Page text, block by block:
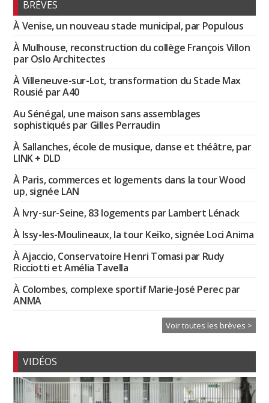
BRÈVES
À Venise, un nouveau stade municipal, par Populous
À Mulhouse, reconstruction du collège François Villon
par Oslo Architectes
À Villeneuve-sur-Lot, transformation du Stade Max
Rousié par A40
Au Sénégal, une maison sans assemblages
sophistiqués par Gilles Perraudin
À Sallanches, école de musique, danse et théâtre, par
LINK + DLD
À Paris, commerces et logements dans la tour Wood
up, signée LAN
À Ivry-sur-Seine, 83 logements par Lambert Lénack
À Issy-les-Moulineaux, la tour Keïko, signée Loci Anima
À Ajaccio, Conservatoire Henri Tomasi par Rudy
Ricciotti et Amélia Tavella
À Colombes, complexe sportif Marie-José Perec par
ANMA
Voir toutes les brèves >
VIDÉOS